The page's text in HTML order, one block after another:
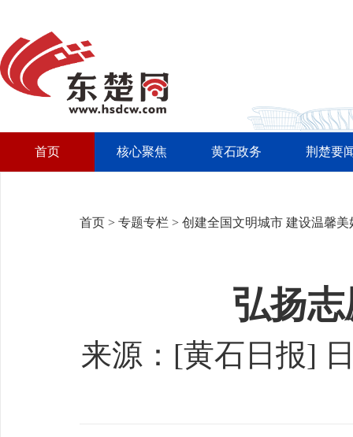
首页 核心聚焦 黄石政务 荆楚要
首页 > 专题专栏 > 创建全国文明城市 建设温馨美
弘扬
来源：[黄石日报]